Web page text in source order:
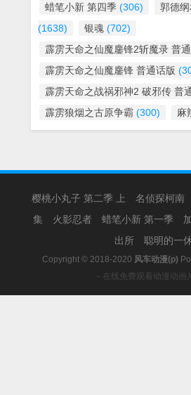
蜡笔小新 第四季 (306)
郭德
(1638)
银魂 (702)
霹雳天命之仙魔鏖锋2斩魔录 普
霹雳天命之仙魔鏖锋 普通话版
霹雳天命之战祸邪神2 破邪传 普
霹雳狼烟之古原争霸 (300) 麻
樱桃小丸子 第二季 上 名侦探柯南
集
火影忍者 蜡笔小新 第一季
出所
聪明的一
Copyright © 2018-2020 风车动漫(p)
－在线免费观看动漫动画